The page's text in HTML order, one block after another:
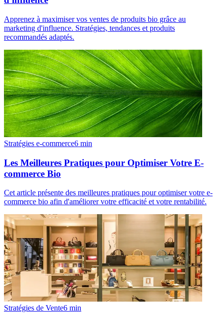
Apprenez à maximiser vos ventes de produits bio grâce au
marketing d'influence. Stratégies, tendances et produits
recommandés adaptés.
Stratégies e-commerce6 min
Les Meilleures Pratiques pour Optimiser Votre E-
commerce Bio
Cet article présente des meilleures pratiques pour optimiser votre e-
commerce bio afin d'améliorer votre efficacité et votre rentabilité.
Stratégies de Vente6 min